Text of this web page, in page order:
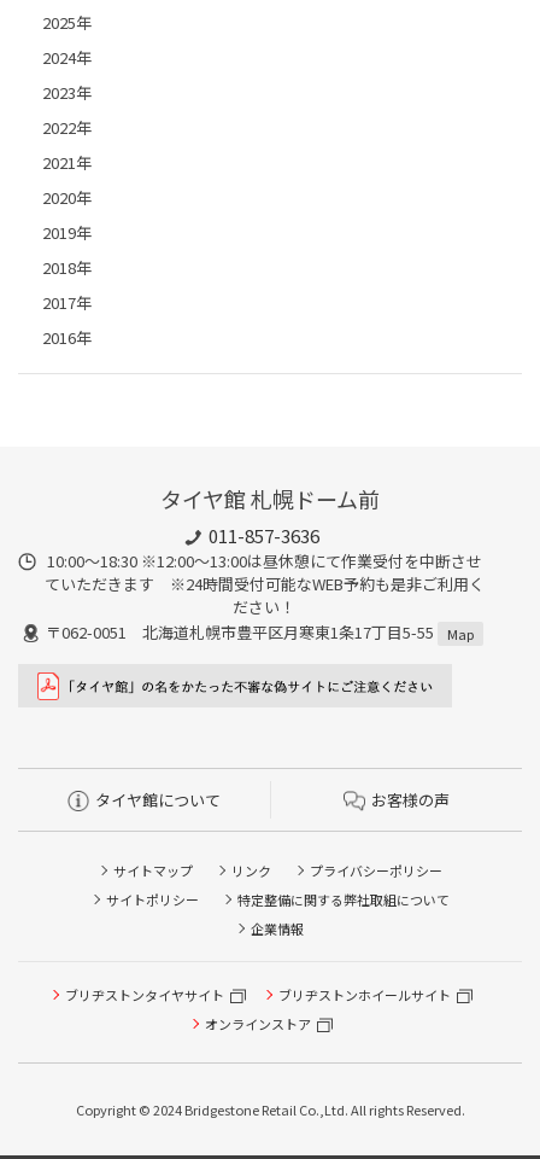
2025年
2024年
2023年
2022年
2021年
2020年
2019年
2018年
2017年
2016年
タイヤ館 札幌ドーム前
011-857-3636
10:00～18:30 ※12:00～13:00は昼休憩にて作業受付を中断させ
ていただきます ※24時間受付可能なWEB予約も是非ご利用く
ださい！
〒062-0051 北海道札幌市豊平区月寒東1条17丁目5-55
Map
タイヤ館について お客様の声
サイトマップ リンク
プライバシーポリシー
サイトポリシー
特定整備に関する弊社取組について
企業情報
ブリヂストンタイヤサイト
ブリヂストンホイールサイト
オンラインストア
Copyright © 2024 Bridgestone Retail Co.,Ltd. All rights Reserved.
タイヤ点検・安全点検/タイヤ履き替え/オイル交換/その他
ピット作業の予約
本日のタイヤ履き替え順番待ち予約 ※クローク契約会員の